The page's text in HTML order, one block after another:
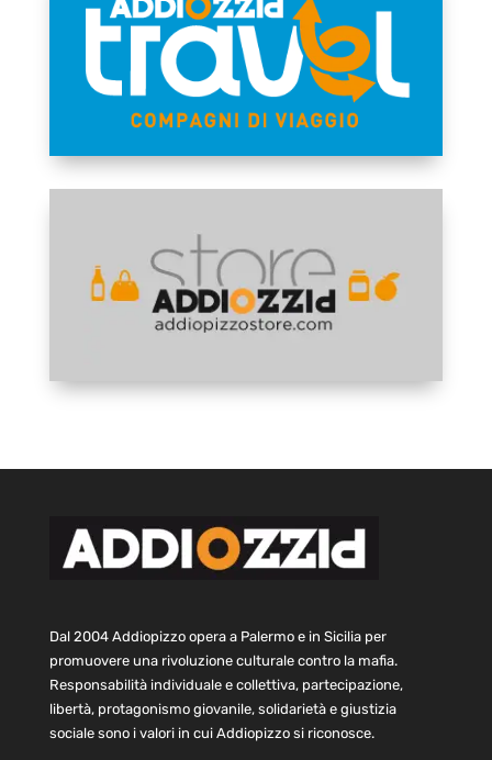
Dal 2004 Addiopizzo opera a Palermo e in Sicilia per
promuovere una rivoluzione culturale contro la mafia.
Responsabilità individuale e collettiva, partecipazione,
libertà, protagonismo giovanile, solidarietà e giustizia
sociale sono i valori in cui Addiopizzo si riconosce.